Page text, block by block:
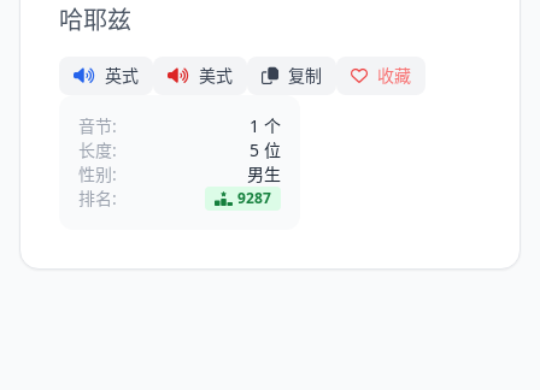
哈耶兹
英式 美式 复制 收藏
音节:
1 个
长度:
5 位
性别:
男生
排名:
9287